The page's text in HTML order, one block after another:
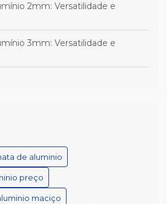
2mm: Versatilidade e
3mm: Versatilidade e
duráveis
branco é a melhor escolha
de aluminio
preço
maciço